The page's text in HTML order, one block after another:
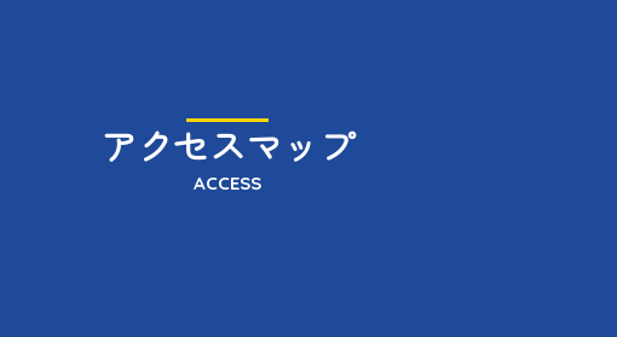
アクセスマップ
ACCESS